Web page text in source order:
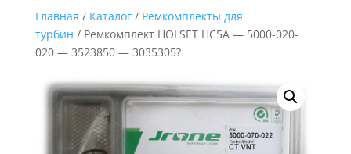
Главная / Каталог/ Ремкомплекты для
турбин / Ремкомплект HOLSET HC5A — 5000-020-
020 — 3523850 — 3035305?